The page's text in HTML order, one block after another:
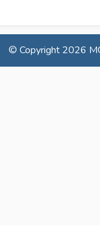
© Copyright 2026